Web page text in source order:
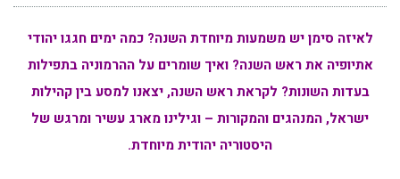
לאיזה סימן יש משמעות מיוחדת השנה? כמה ימים חגגו יהודי
אתיופיה את ראש השנה? ואיך שומרים על ההרמוניה בתפילות
בעדות השונות? לקראת ראש השנה, יצאנו למסע בין קהילות
ישראל, המנהגים והמקורות – וגילינו מארג עשיר ומרגש של
היסטוריה יהודית מיוחדת.